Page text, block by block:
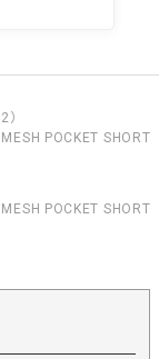
）
MESH POCKET SHORT
MESH POCKET SHORT